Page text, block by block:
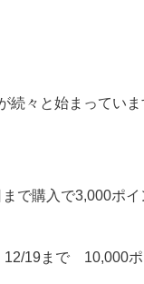
続々と始まっていま
で購入で3,000ポイ
12/19まで 10,000